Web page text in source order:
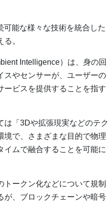
能な様々な技術を統合した
。
Intelligence）は、身の回
スやセンサーが、ユーザーの
ービスを提供することを指す
は「3Dや拡張現実などのテク
境で、さまざまな目的で物理
イムで融合することを可能に
ークン化などについて規制
が、ブロックチェーンや暗号